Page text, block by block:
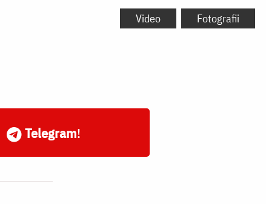
Video Fotografii
Telegram!